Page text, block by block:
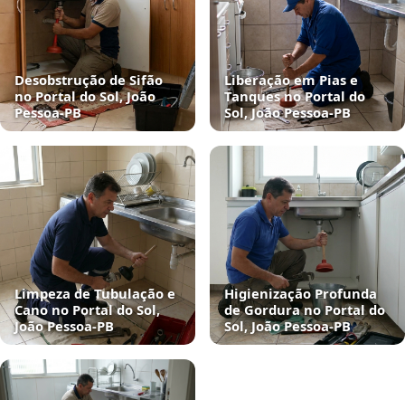
Desobstrução de Sifão
no Portal do Sol, João
Pessoa‑PB
Liberação em Pias e
Tanques no Portal do
Sol, João Pessoa‑PB
Limpeza de Tubulação e
Cano no Portal do Sol,
João Pessoa‑PB
Higienização Profunda
de Gordura no Portal do
Sol, João Pessoa‑PB